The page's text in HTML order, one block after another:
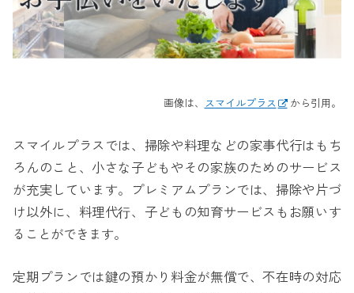
画像は、 スマイルプラス から引用。
スマイルプラスでは、掃除や料理などの家事代行はもち
ろんのこと、小さな子どもやその家族のためのサービス
が充実しています。プレミアムプランでは、掃除や片づ
け以外に、料理代⾏、子どもの知育サービスもお願いす
ることができます。
定期プランでは鍵の預かり料金が無償で、不在時の対応